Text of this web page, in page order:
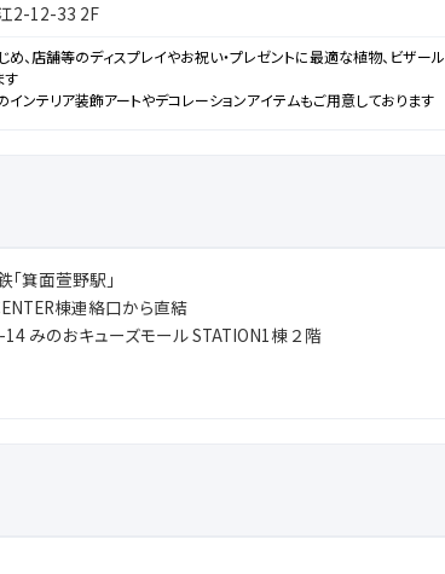
2-12-33 2F
、店舗等のディスプレイやお祝い・プレゼントに最適な植物、ビザール
す
インテリア装飾アートやデコレーションアイテムもご用意しております
箕面萱野駅」
棟連絡口から直結
みのおキューズモール STATION1棟 ２階